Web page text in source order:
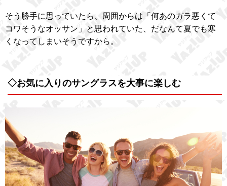
そう勝手に思っていたら、周囲からは「何あのガラ悪くて
コワそうなオッサン」と思われていた、だなんて夏でも寒
くなってしまいそうですから。
◇お気に入りのサングラスを大事に楽しむ